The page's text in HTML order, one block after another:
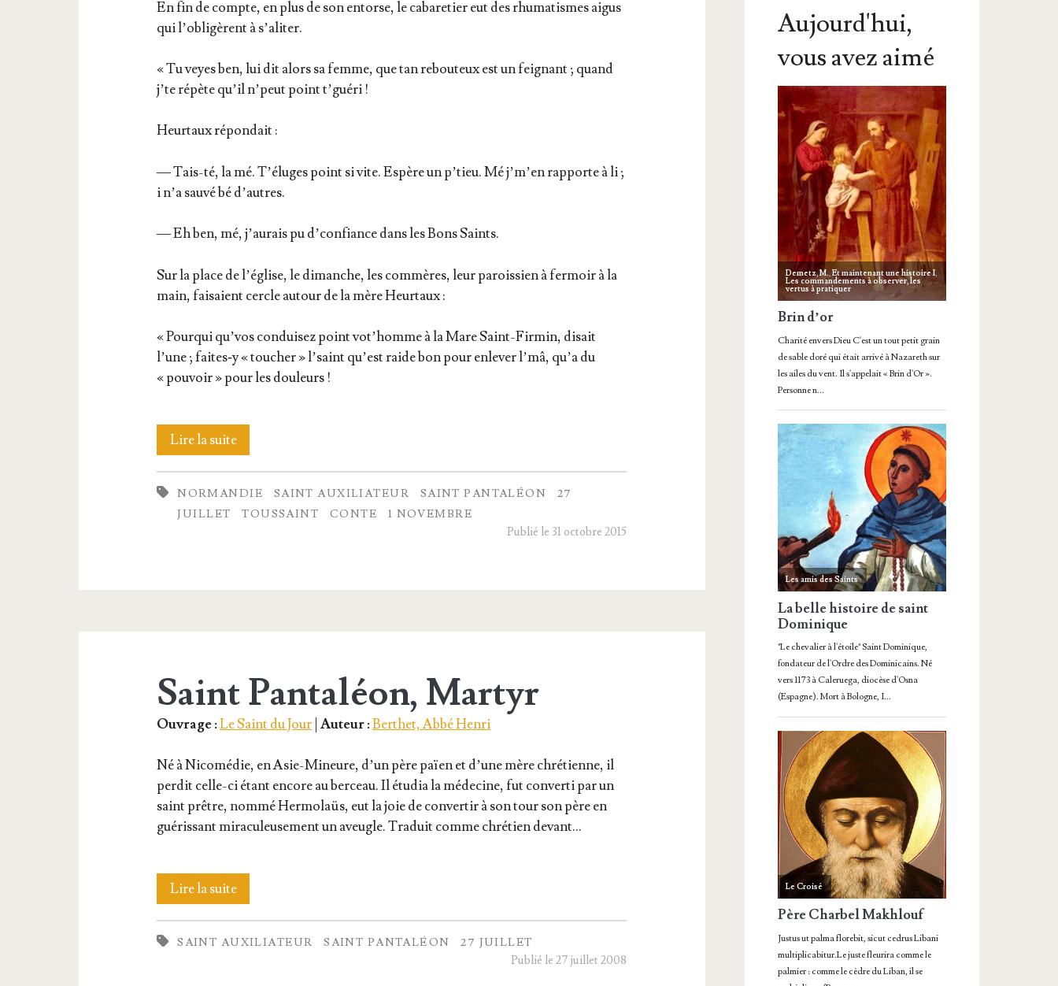
En fin de compte, en plus de son entorse, le caba­re­tier eut des rhu­ma­tismes aigus
qui l’obligèrent à s’aliter.
« Tu veyes ben, lui dit alors sa femme, que tan rebou­teux est un fei­gnant ; quand
j’te répète qu’il n’peut point t’guéri !
Heur­taux répondait :
— Tais-té, la mé. T’éluges point si vite. Espère un p’tieu. Mé j’m’en rap­porte à li ;
i n’a sau­vé bé d’autres.
— Eh ben, mé, j’aurais pu d’confiance dans les Bons Saints.
Sur la place de l’église, le dimanche, les com­mères, leur parois­sien à fer­moir à la
main, fai­saient cercle autour de la mère Heurtaux :
« Pour­qui qu’vos condui­sez point vot’homme à la Mare Saint-Fir­min, disait
l’une ; faites‑y « tou­cher » l’saint qu’est raide bon pour enle­ver l’mâ, qu’a du
« pou­voir » pour les douleurs !
Lire la suiteNos
« bons
vieux
NORMANDIE SAINT AUXILIATEUR SAINT PANTALÉON
27
JUILLET
TOUSSAINT CONTE
1 NOVEMBRE
Publié le 31 octobre 2015
Saint Pantaléon, Martyr
Ouvrage :Le Saint du Jour |Auteur :Berthet, Abbé Henri
Né à Nico­mé­die, en Asie-Mineure, d’un père païen et d’une mère chré­tienne, il
per­dit celle-ci étant encore au ber­ceau. Il étu­dia la méde­cine, fut conver­ti par un
saint prêtre, nom­mé Her­mo­laüs, eut la joie de conver­tir à son tour son père en
gué­ris­sant mira­cu­leu­se­ment un aveugle. Tra­duit comme chré­tien devant…
Lire la suiteSaint
Pan­
ta­
SAINT AUXILIATEUR SAINT PANTALÉON
27 JUILLET
Publié le 27 juillet 2008
Aujourd'hui,
vous avez aimé